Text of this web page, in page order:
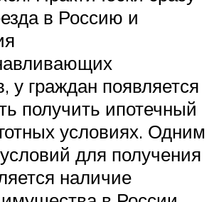
в Россию и
у граждан появляется
получить ипотечный
условиях. Одним
для получения
наличие